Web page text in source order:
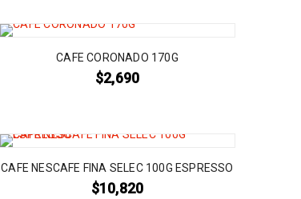
CAFE CORONADO 170G
$2,690
CAFE NESCAFE FINA SELEC 100G ESPRESSO
$10,820